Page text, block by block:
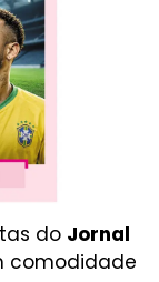
do Jornal
comodidade